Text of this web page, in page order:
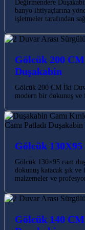
Değirmendere
banyo ihtiyaçlarına
işletmeler tarafından
Gölcük 200
Duşakabin
Gölcük 200 CM İki
modern bir dokunuş ve
Gölcük
Gölcük 130×95 cam
dokunuş katacak şık
malzemeler ve
Gölcük 140